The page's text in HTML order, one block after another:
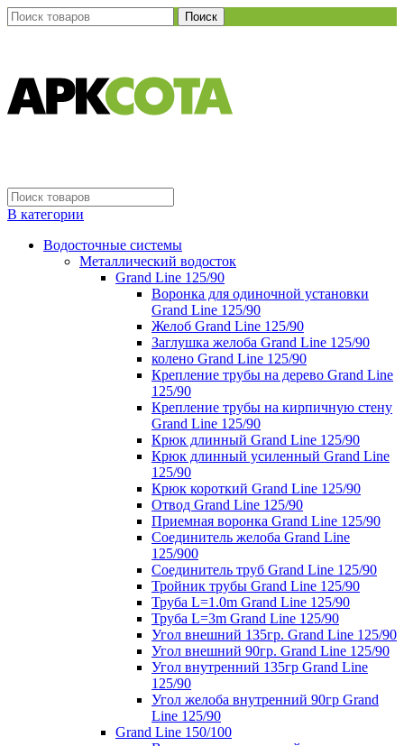
Поиск
В категории
Водосточные системы
Металлический водосток
Grand Line 125/90
Воронка для одиночной установки
Grand Line 125/90
Желоб Grand Line 125/90
Заглушка желоба Grand Line 125/90
колено Grand Line 125/90
Крепление трубы на дерево Grand Line
125/90
Крепление трубы на кирпичную стену
Grand Line 125/90
Крюк длинный Grand Line 125/90
Крюк длинный усиленный Grand Line
125/90
Крюк короткий Grand Line 125/90
Отвод Grand Line 125/90
Приемная воронка Grand Line 125/90
Соединитель желоба Grand Line
125/900
Соединитель труб Grand Line 125/90
Тройник трубы Grand Line 125/90
Труба L=1.0m Grand Line 125/90
Труба L=3m Grand Line 125/90
Угол внешний 135гр. Grand Line 125/90
Угол внешний 90гр. Grand Line 125/90
Угол внутренний 135гр Grand Line
125/90
Угол желоба внутренний 90гр Grand
Line 125/90
Grand Line 150/100